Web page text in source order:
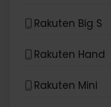
Rakuten Big S
Rakuten Hand
Rakuten Mini